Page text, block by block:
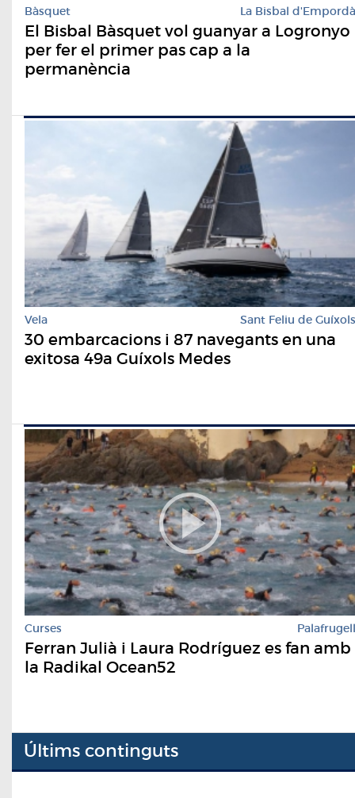
Bàsquet La Bisbal d'Empordà
El Bisbal Bàsquet vol guanyar a Logronyo
per fer el primer pas cap a la
permanència
Vela Sant Feliu de Guíxols
30 embarcacions i 87 navegants en una
exitosa 49a Guíxols Medes
Curses Palafrugell
Ferran Julià i Laura Rodríguez es fan amb
la Radikal Ocean52
Últims continguts